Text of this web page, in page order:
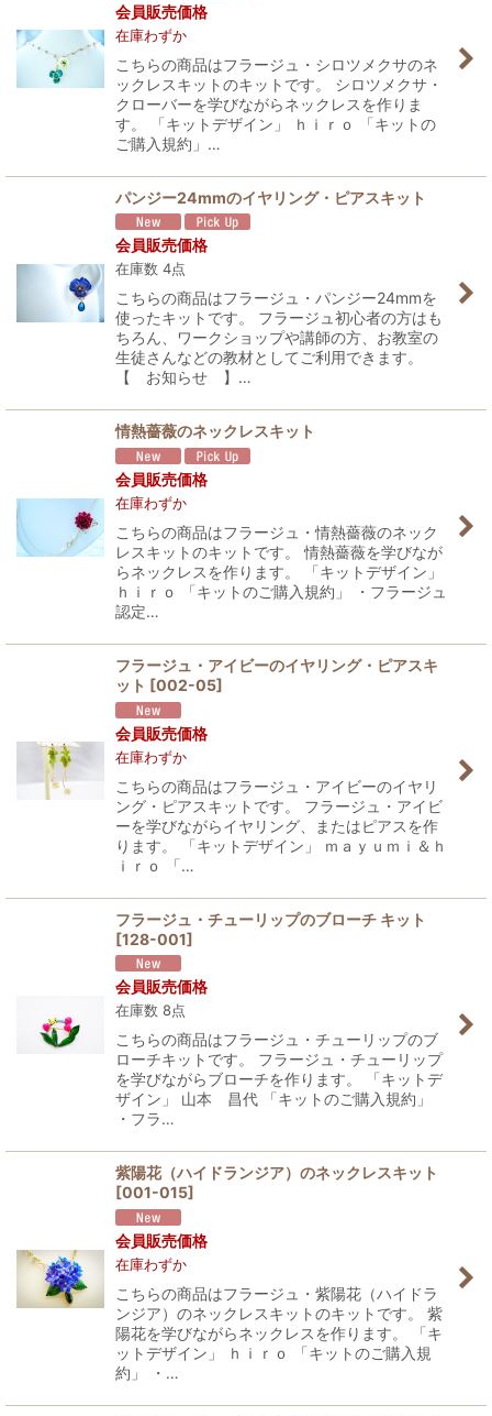
会員販売価格
在庫わずか
こちらの商品はフラージュ・シロツメクサのネ
ックレスキットのキットです。 シロツメクサ・
クローバーを学びながらネックレスを作りま
す。 「キットデザイン」 ｈｉｒｏ 「キットの
ご購入規約」…
パンジー24mmのイヤリング・ピアスキット
会員販売価格
在庫数 4点
こちらの商品はフラージュ・パンジー24mmを
使ったキットです。 フラージュ初心者の方はも
ちろん、ワークショップや講師の方、お教室の
生徒さんなどの教材としてご利用できます。
【 お知らせ 】…
情熱薔薇のネックレスキット
会員販売価格
在庫わずか
こちらの商品はフラージュ・情熱薔薇のネック
レスキットのキットです。 情熱薔薇を学びなが
らネックレスを作ります。 「キットデザイン」
ｈｉｒｏ 「キットのご購入規約」 ・フラージュ
認定…
フラージュ・アイビーのイヤリング・ピアスキ
ット [002-05]
会員販売価格
在庫わずか
こちらの商品はフラージュ・アイビーのイヤリ
ング・ピアスキットです。 フラージュ・アイビ
ーを学びながらイヤリング、またはピアスを作
ります。 「キットデザイン」 ｍａｙｕｍｉ＆ｈ
ｉｒｏ 「…
フラージュ・チューリップのブローチ キット
[128-001]
会員販売価格
在庫数 8点
こちらの商品はフラージュ・チューリップのブ
ローチキットです。 フラージュ・チューリップ
を学びながらブローチを作ります。 「キットデ
ザイン」 山本 昌代 「キットのご購入規約」
・フラ…
紫陽花（ハイドランジア）のネックレスキット
[001-015]
会員販売価格
在庫わずか
こちらの商品はフラージュ・紫陽花（ハイドラ
ンジア）のネックレスキットのキットです。 紫
陽花を学びながらネックレスを作ります。 「キ
ットデザイン」 ｈｉｒｏ 「キットのご購入規
約」 ・…